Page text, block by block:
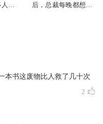
有
后，总裁每晚都想招
本书这废物比人救了几十次
2